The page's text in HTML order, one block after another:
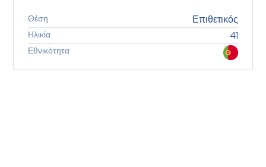
Θέση Επιθετικός
Ηλικία 41
Εθνικότητα